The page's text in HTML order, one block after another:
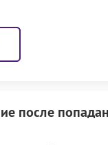
после